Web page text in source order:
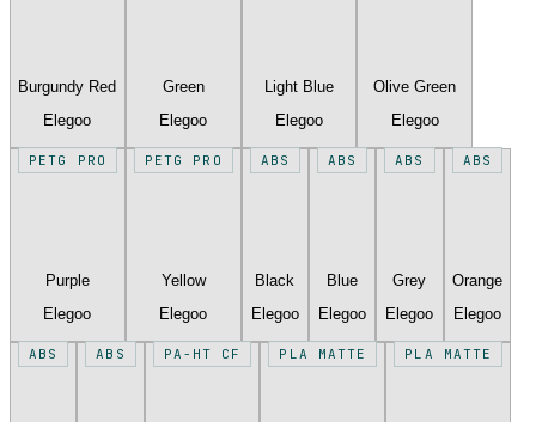
Burgundy Red
Elegoo
Green
Elegoo
Light Blue
Elegoo
Olive Green
Elegoo
PETG PRO
Purple
Elegoo
PETG PRO
Yellow
Elegoo
ABS
Black
Elegoo
ABS
Blue
Elegoo
ABS
Grey
Elegoo
ABS
Orange
Elegoo
ABS ABS PA-HT CF PLA MATTE PLA MATTE